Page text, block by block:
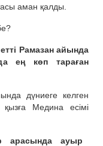
аман қалды.
Рамазан айында
ең көп тараған
дүниеге келген
Медина есімі
арасында ауыр